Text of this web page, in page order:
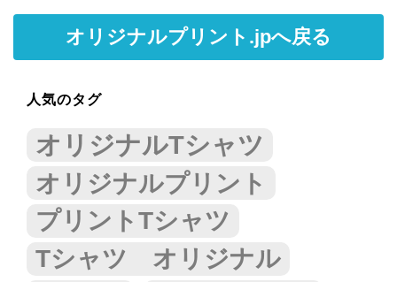
オリジナルプリント.jpへ戻る
人気のタグ
オリジナルTシャツ
オリジナルプリント
プリントTシャツ
Tシャツ オリジナル